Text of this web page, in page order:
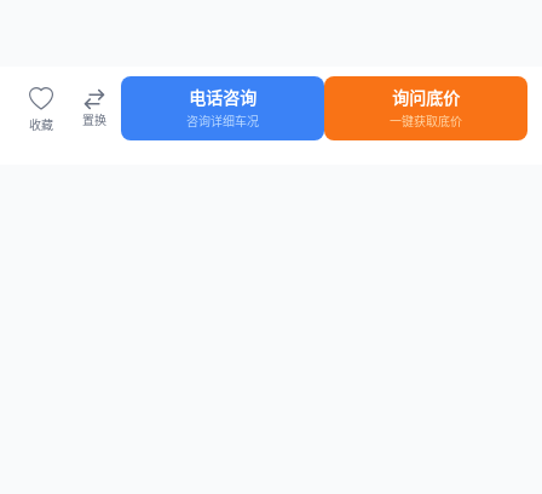
收藏 置换
电话咨询
咨询详细车况
询问底价
一键获取底价
车源 知识 登录